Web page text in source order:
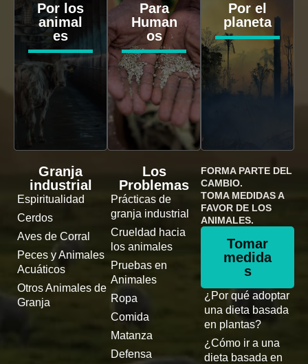
Por los
animal
es
Para
Human
os
Por el
planeta
Granja
industrial
Espiritualidad
Cerdos
Aves de Corral
Peces y Animales
Acuáticos
Otros Animales de
Granja
Los
Problemas
Prácticas de
granja industrial
Crueldad hacia
los animales
Pruebas en
Animales
Ropa
Comida
Matanza
Defensa
FORMA PARTE DEL
CAMBIO.
TOMA MEDIDAS A
FAVOR DE LOS
ANIMALES.
Tomar
medida
s
¿Por qué adoptar
una dieta basada
en plantas?
¿Cómo ir a una
dieta basada en